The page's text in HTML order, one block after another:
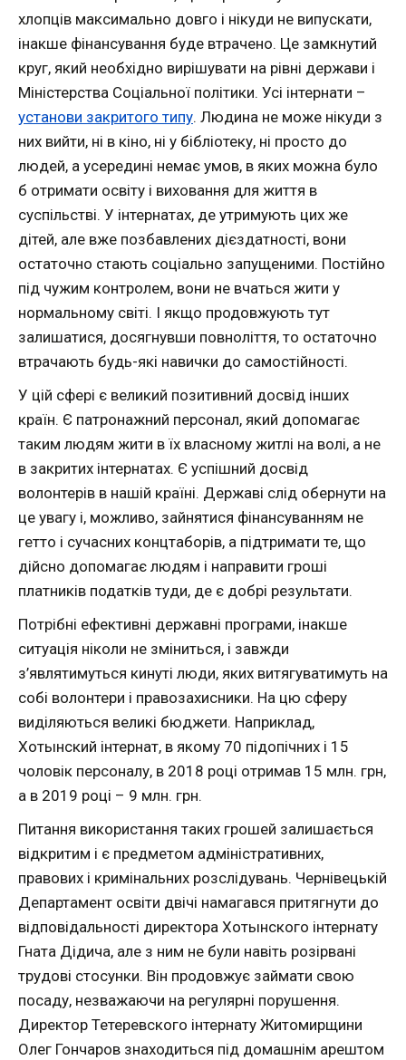
хлопців максимально довго і нікуди не випускати,
інакше фінансування буде втрачено. Це замкнутий
круг, який необхідно вирішувати на рівні держави і
Міністерства Соціальної політики. Усі інтернати –
установи закритого типу. Людина не може нікуди з
них вийти, ні в кіно, ні у бібліотеку, ні просто до
людей, а усередині немає умов, в яких можна було
б отримати освіту і виховання для життя в
суспільстві. У інтернатах, де утримують цих же
дітей, але вже позбавлених дієздатності, вони
остаточно стають соціально запущеними. Постійно
під чужим контролем, вони не вчаться жити у
нормальному світі. І якщо продовжують тут
залишатися, досягнувши повноліття, то остаточно
втрачають будь-які навички до самостійності.
У цій сфері є великий позитивний досвід інших
країн. Є патронажний персонал, який допомагає
таким людям жити в їх власному житлі на волі, а не
в закритих інтернатах. Є успішний досвід
волонтерів в нашій країні. Державі слід обернути на
це увагу і, можливо, зайнятися фінансуванням не
гетто і сучасних концтаборів, а підтримати те, що
дійсно допомагає людям і направити гроші
платників податків туди, де є добрі результати.
Потрібні ефективні державні програми, інакше
ситуація ніколи не зміниться, і завжди
з’являтимуться кинуті люди, яких витягуватимуть на
собі волонтери і правозахисники. На цю сферу
виділяються великі бюджети. Наприклад,
Хотынский інтернат, в якому 70 підопічних і 15
чоловік персоналу, в 2018 році отримав 15 млн. грн,
а в 2019 році – 9 млн. грн.
Питання використання таких грошей залишається
відкритим і є предметом адміністративних,
правових і кримінальних розслідувань. Чернівецькій
Департамент освіти двічі намагався притягнути до
відповідальності директора Хотынского інтернату
Гната Дідича, але з ним не були навіть розірвані
трудові стосунки. Він продовжує займати свою
посаду, незважаючи на регулярні порушення.
Директор Тетеревского інтернату Житомирщини
Олег Гончаров знаходиться під домашнім арештом